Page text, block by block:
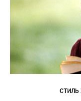
СТИЛЬ